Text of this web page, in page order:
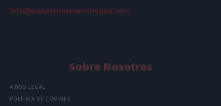
info@cuadernosmanchegos.com
Sobre Nosotros
AVISO LEGAL
POLÍTICA DE COOKIES